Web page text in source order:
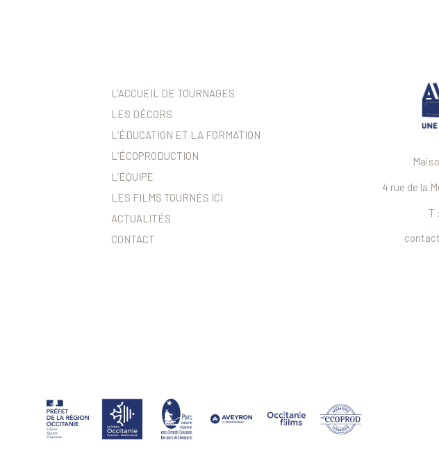
L’ACCUEIL DE TOURNAGES
LES DÉCORS
L’ÉDUCATION ET LA FORMATION
L’ÉCOPRODUCTION
L’ÉQUIPE
LES FILMS TOURNÉS ICI
ACTUALITÉS
CONTACT
4 rue de la
T